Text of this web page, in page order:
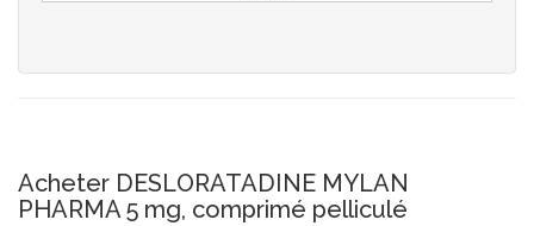
Acheter DESLORATADINE MYLAN
PHARMA 5 mg, comprimé pelliculé